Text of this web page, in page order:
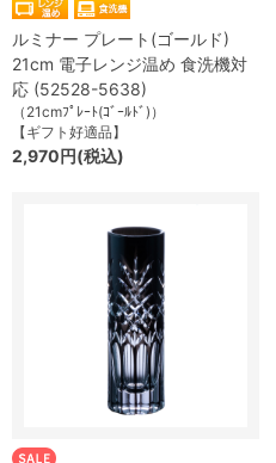
ルミナー プレート(ゴールド)
21cm 電子レンジ温め 食洗機対
応 (52528-5638)
（21cmﾌﾟﾚｰﾄ(ｺﾞｰﾙﾄﾞ)）
【ギフト好適品】
2,970円(税込)